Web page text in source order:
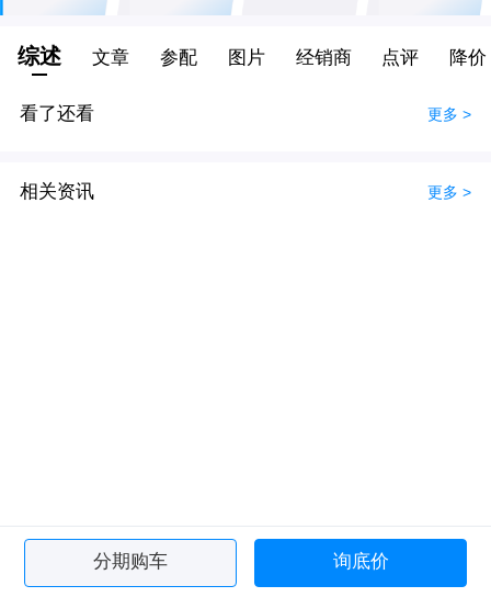
综述 文章 参配 图片 经销商 点评 降价
看了还看 更多 >
相关资讯 更多 >
分期购车 询底价